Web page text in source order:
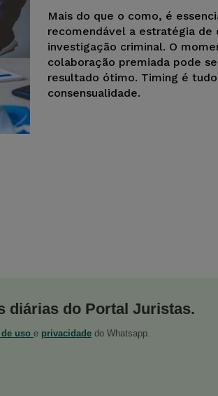
Mais do que o como, é
recomendável a estratégia de
investigação criminal. O
colaboração premiada pode
resultado ótimo. Timing é
consensualidade.
diárias do Portal Juristas.
uso e privacidade do Whatsapp.